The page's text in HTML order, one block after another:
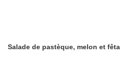
Salade de pastèque, melon et fêta